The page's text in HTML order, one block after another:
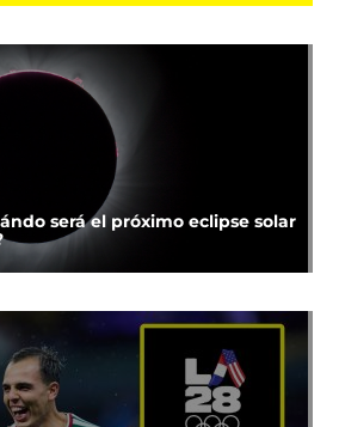
será el próximo eclipse solar